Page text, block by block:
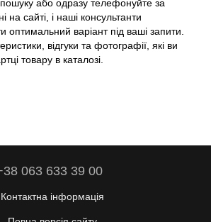
або одразу телефонуйте за
на сайті, і наші консультанти
оптимальний варіант під ваші запити.
відгуки та фотографії, які ви
товару в каталозі.
063 633 39 00
Контактна інформація